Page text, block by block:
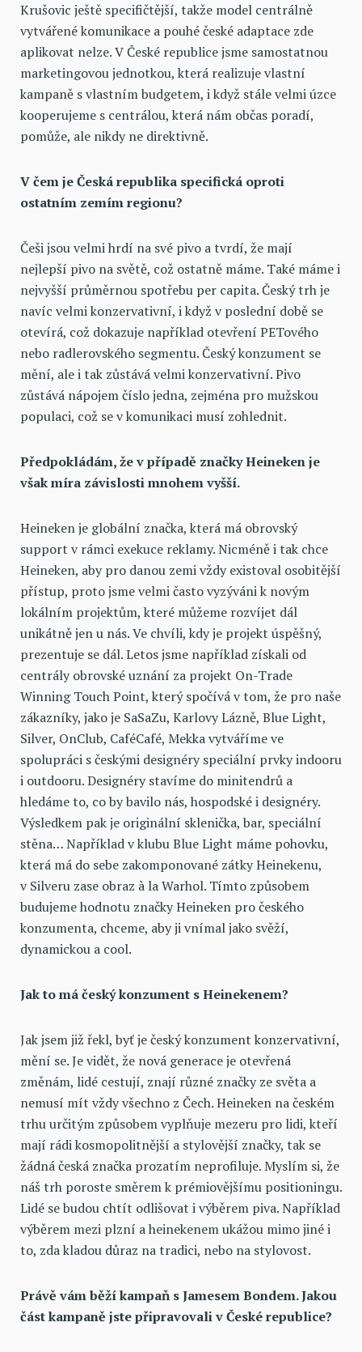
Krušovic ještě specifičtější, takže model centrálně
vytvářené komunikace a pouhé české adaptace zde
aplikovat nelze. V České republice jsme samostatnou
marketingovou jednotkou, která realizuje vlastní
kampaně s vlastním budgetem, i když stále velmi úzce
kooperujeme s centrálou, která nám občas poradí,
pomůže, ale nikdy ne direktivně.
V čem je Česká republika specifická oproti
ostatním zemím regionu?
Češi jsou velmi hrdí na své pivo a tvrdí, že mají
nejlepší pivo na světě, což ostatně máme. Také máme i
nejvyšší průměrnou spotřebu per capita. Český trh je
navíc velmi konzervativní, i když v poslední době se
otevírá, což dokazuje například otevření PETového
nebo radlerovského segmentu. Český konzument se
mění, ale i tak zůstává velmi konzervativní. Pivo
zůstává nápojem číslo jedna, zejména pro mužskou
populaci, což se v komunikaci musí zohlednit.
Předpokládám, že v případě značky Heineken je
však míra závislosti mnohem vyšší.
Heineken je globální značka, která má obrovský
support v rámci exekuce reklamy. Nicméně i tak chce
Heineken, aby pro danou zemi vždy existoval osobitější
přístup, proto jsme velmi často vyzýváni k novým
lokálním projektům, které můžeme rozvíjet dál
unikátně jen u nás. Ve chvíli, kdy je projekt úspěšný,
prezentuje se dál. Letos jsme například získali od
centrály obrovské uznání za projekt On-Trade
Winning Touch Point, který spočívá v tom, že pro naše
zákazníky, jako je SaSaZu, Karlovy Lázně, Blue Light,
Silver, OnClub, CaféCafé, Mekka vytváříme ve
spolupráci s českými designéry speciální prvky indooru
i outdooru. Designéry stavíme do minitendrů a
hledáme to, co by bavilo nás, hospodské i designéry.
Výsledkem pak je originální sklenička, bar, speciální
stěna… Například v klubu Blue Light máme pohovku,
která má do sebe zakomponované zátky Heinekenu,
v Silveru zase obraz à la Warhol. Tímto způsobem
budujeme hodnotu značky Heineken pro českého
konzumenta, chceme, aby ji vnímal jako svěží,
dynamickou a cool.
Jak to má český konzument s Heinekenem?
Jak jsem již řekl, byť je český konzument konzervativní,
mění se. Je vidět, že nová generace je otevřená
změnám, lidé cestují, znají různé značky ze světa a
nemusí mít vždy všechno z Čech. Heineken na českém
trhu určitým způsobem vyplňuje mezeru pro lidi, kteří
mají rádi kosmopolitnější a stylovější značky, tak se
žádná česká značka prozatím neprofiluje. Myslím si, že
náš trh poroste směrem k prémiovějšímu positioningu.
Lidé se budou chtít odlišovat i výběrem piva. Například
výběrem mezi plzní a heinekenem ukážou mimo jiné i
to, zda kladou důraz na tradici, nebo na stylovost.
Právě vám běží kampaň s Jamesem Bondem. Jakou
část kampaně jste připravovali v České republice?